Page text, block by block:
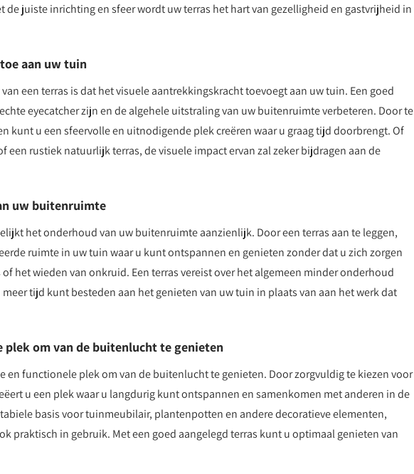
de juiste inrichting en sfeer wordt uw terras het hart van gezelligheid en gastvrijheid in
aan uw tuin
een terras is dat het visuele aantrekkingskracht toevoegt aan uw tuin. Een goed
eyecatcher zijn en de algehele uitstraling van uw buitenruimte verbeteren. Door te
kunt u een sfeervolle en uitnodigende plek creëren waar u graag tijd doorbrengt. Of
een rustiek natuurlijk terras, de visuele impact ervan zal zeker bijdragen aan de
uw buitenruimte
het onderhoud van uw buitenruimte aanzienlijk. Door een terras aan te leggen,
ruimte in uw tuin waar u kunt ontspannen en genieten zonder dat u zich zorgen
het wieden van onkruid. Een terras vereist over het algemeen minder onderhoud
tijd kunt besteden aan het genieten van uw tuin in plaats van aan het werk dat
plek om van de buitenlucht te genieten
en functionele plek om van de buitenlucht te genieten. Door zorgvuldig te kiezen voor
u een plek waar u langdurig kunt ontspannen en samenkomen met anderen in de
basis voor tuinmeubilair, plantenpotten en andere decoratieve elementen,
praktisch in gebruik. Met een goed aangelegd terras kunt u optimaal genieten van